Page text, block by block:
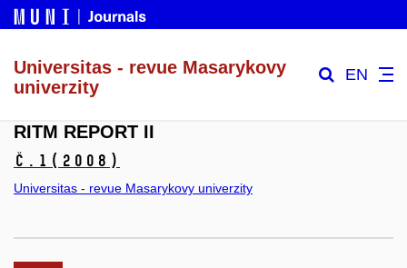
Universitas - revue Masarykovy
univerzity
EN
RITM REPORT II
č.1 (2008)
Universitas - revue Masarykovy univerzity